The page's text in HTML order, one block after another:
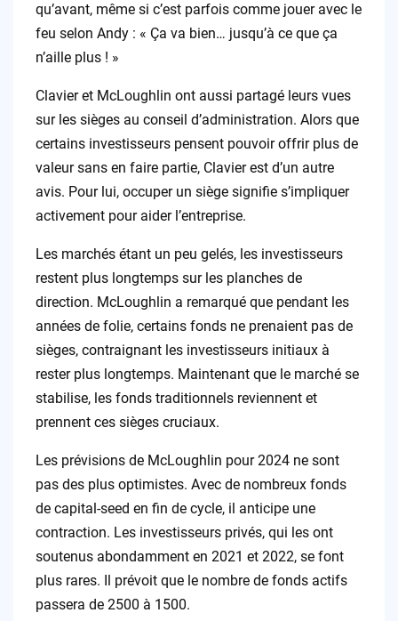
qu’avant, même si c’est parfois comme jouer avec le
feu selon Andy : « Ça va bien… jusqu’à ce que ça
n’aille plus ! »
Clavier et McLoughlin ont aussi partagé leurs vues
sur les sièges au conseil d’administration. Alors que
certains investisseurs pensent pouvoir offrir plus de
valeur sans en faire partie, Clavier est d’un autre
avis. Pour lui, occuper un siège signifie s’impliquer
activement pour aider l’entreprise.
Les marchés étant un peu gelés, les investisseurs
restent plus longtemps sur les planches de
direction. McLoughlin a remarqué que pendant les
années de folie, certains fonds ne prenaient pas de
sièges, contraignant les investisseurs initiaux à
rester plus longtemps. Maintenant que le marché se
stabilise, les fonds traditionnels reviennent et
prennent ces sièges cruciaux.
Les prévisions de McLoughlin pour 2024 ne sont
pas des plus optimistes. Avec de nombreux fonds
de capital-seed en fin de cycle, il anticipe une
contraction. Les investisseurs privés, qui les ont
soutenus abondamment en 2021 et 2022, se font
plus rares. Il prévoit que le nombre de fonds actifs
passera de 2500 à 1500.